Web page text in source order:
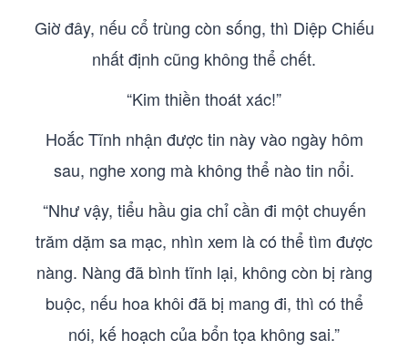
Giờ đây, nếu cổ trùng còn sống, thì Diệp Chiếu
nhất định cũng không thể chết.
“Kim thiền thoát xác!”
Hoắc Tĩnh nhận được tin này vào ngày hôm
sau, nghe xong mà không thể nào tin nổi.
“Như vậy, tiểu hầu gia chỉ cần đi một chuyến
trăm dặm sa mạc, nhìn xem là có thể tìm được
nàng. Nàng đã bình tĩnh lại, không còn bị ràng
buộc, nếu hoa khôi đã bị mang đi, thì có thể
nói, kế hoạch của bổn tọa không sai.”